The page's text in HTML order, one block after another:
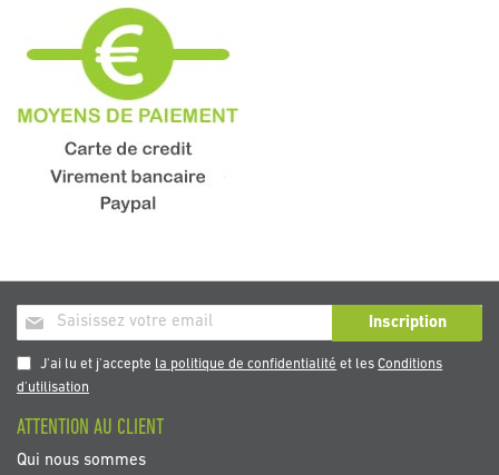
Inscription
à
notre
newsletter
Inscription
J'ai lu et j'accepte la politique de confidentialité et lesConditions
d'utilisation
ATTENTION AU CLIENT
Qui nous sommes